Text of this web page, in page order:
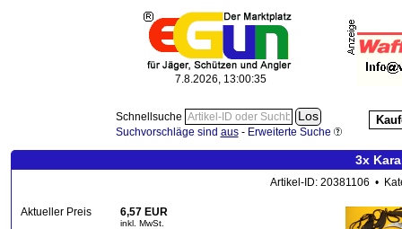
7.8.2026, 13:00:36
Schnellsuche
Suchvorschläge sind aus- Erweiterte Suche
3x
Artikel-ID: 20381106 •
Aktueller Preis 6,57 EUR
inkl. MwSt.